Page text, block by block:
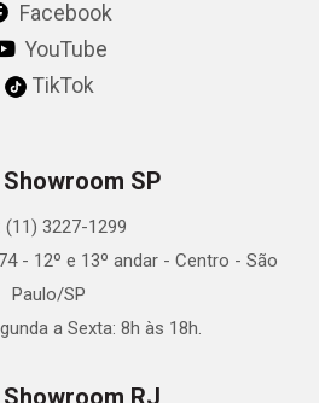
Facebook
YouTube
TikTok
SP
(11) 3227-1299
- 12º e 13º andar - Centro - São
Paulo/SP
a Sexta: 8h às 18h.